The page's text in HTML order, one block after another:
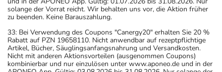
solange der Vorrat reicht. Wir behalten uns vor, die Aktion früher
zu beenden. Keine Barauszahlung.
33: Bei Verwendung des Coupons "Canergy20" erhalten Sie 20 %
Rabatt auf PZN 19658110. Nicht anwendbar auf rezeptpflichtige
Artikel, Bücher, Säuglingsanfangsnahrung und Versandkosten.
Nicht mit anderen Aktionsvorteilen (ausgenommen Coupons)
kombinierbar und nur einzulösen unter www.aponeo.de und in der